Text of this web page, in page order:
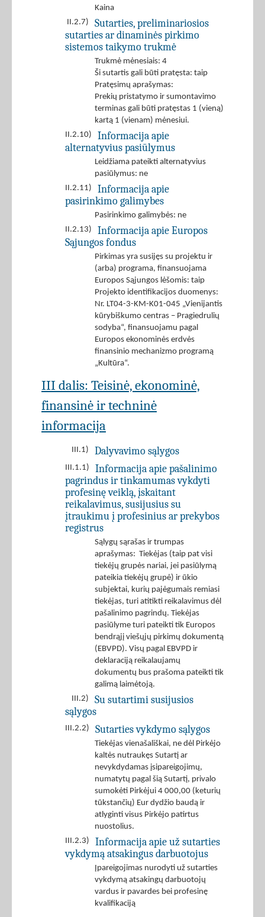
Kaina
II.2.7)
Sutarties, preliminariosios
sutarties ar dinaminės pirkimo
sistemos taikymo trukmė
Trukmė mėnesiais: 4
Ši sutartis gali būti pratęsta: taip
Pratęsimų aprašymas:
Prekių pristatymo ir sumontavimo
terminas gali būti pratęstas 1 (vieną)
kartą 1 (vienam) mėnesiui.
II.2.10)
Informacija apie
alternatyvius pasiūlymus
Leidžiama pateikti alternatyvius
pasiūlymus: ne
II.2.11)
Informacija apie
pasirinkimo galimybes
Pasirinkimo galimybės: ne
II.2.13)
Informacija apie Europos
Sąjungos fondus
Pirkimas yra susijęs su projektu ir
(arba) programa, finansuojama
Europos Sąjungos lėšomis: taip
Projekto identifikacijos duomenys:
Nr. LT04-3-KM-K01-045 „Vienijantis
kūrybiškumo centras – Pragiedrulių
sodyba“, finansuojamu pagal
Europos ekonominės erdvės
finansinio mechanizmo programą
„Kultūra“.
III dalis: Teisinė, ekonominė,
finansinė ir techninė
informacija
III.1) Dalyvavimo sąlygos
III.1.1)
Informacija apie pašalinimo
pagrindus ir tinkamumas vykdyti
profesinę veiklą, įskaitant
reikalavimus, susijusius su
įtraukimu į profesinius ar prekybos
registrus
Sąlygų sąrašas ir trumpas
aprašymas: Tiekėjas (taip pat visi
tiekėjų grupės nariai, jei pasiūlymą
pateikia tiekėjų grupė) ir ūkio
subjektai, kurių pajėgumais remiasi
tiekėjas, turi atitikti reikalavimus dėl
pašalinimo pagrindų. Tiekėjas
pasiūlyme turi pateikti tik Europos
bendrąjį viešųjų pirkimų dokumentą
(EBVPD). Visų pagal EBVPD ir
deklaraciją reikalaujamų
dokumentų bus prašoma pateikti tik
galimą laimėtoją.
III.2)
Su sutartimi susijusios
sąlygos
III.2.2) Sutarties vykdymo sąlygos
Tiekėjas vienašališkai, ne dėl Pirkėjo
kaltės nutraukęs Sutartį ar
nevykdydamas įsipareigojimų,
numatytų pagal šią Sutartį, privalo
sumokėti Pirkėjui 4 000,00 (keturių
tūkstančių) Eur dydžio baudą ir
atlyginti visus Pirkėjo patirtus
nuostolius.
III.2.3)
Informacija apie už sutarties
vykdymą atsakingus darbuotojus
Įpareigojimas nurodyti už sutarties
vykdymą atsakingų darbuotojų
vardus ir pavardes bei profesinę
kvalifikaciją